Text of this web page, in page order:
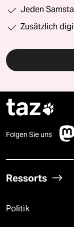
Jeden
Zusätzlich
taz
Folgen Sie uns
Ressorts
Politik